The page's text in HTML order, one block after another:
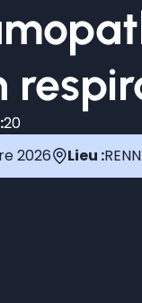
20
2026 Lieu :